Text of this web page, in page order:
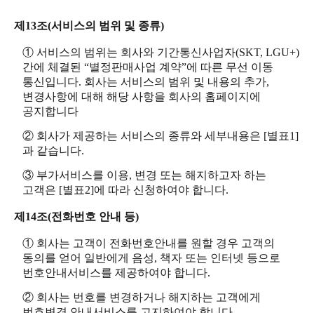
제13조(서비스의 범위 및 종류)
① 서비스의 범위는 회사와 기간통신사업자(SKT, LGU+)
간에 체결된 “별정판매사업 계약”에 따른 무선 이동
통신입니다. 회사는 서비스의 범위 및 내용의 추가,
변경사항에 대해 해당 사항을 회사의 홈페이지에
공지합니다
② 회사가 제공하는 서비스의 종류와 세부내용은 [별표1]
과 같습니다.
③ 부가서비스를 이용, 변경 또는 해지하고자 하는
고객은 [별표2]에 따라 신청하여야 합니다.
제14조(전화번호 안내 등)
① 회사는 고객이 전화번호안내를 원할 경우 고객의
동의를 얻어 일반에게 음성, 책자 또는 인터넷 등으로
번호안내서비스를 제공하여야 합니다.
② 회사는 번호를 변경하거나 해지하는 고객에게